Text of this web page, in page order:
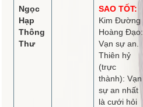
Ngọc
Hạp
Thông
Thư
SAO TỐT:
Kim Đường
Hoàng Đạo:
Vạn sự an.
Thiên hỷ
(trực
thành): Vạn
sự an nhất
là cưới hỏi